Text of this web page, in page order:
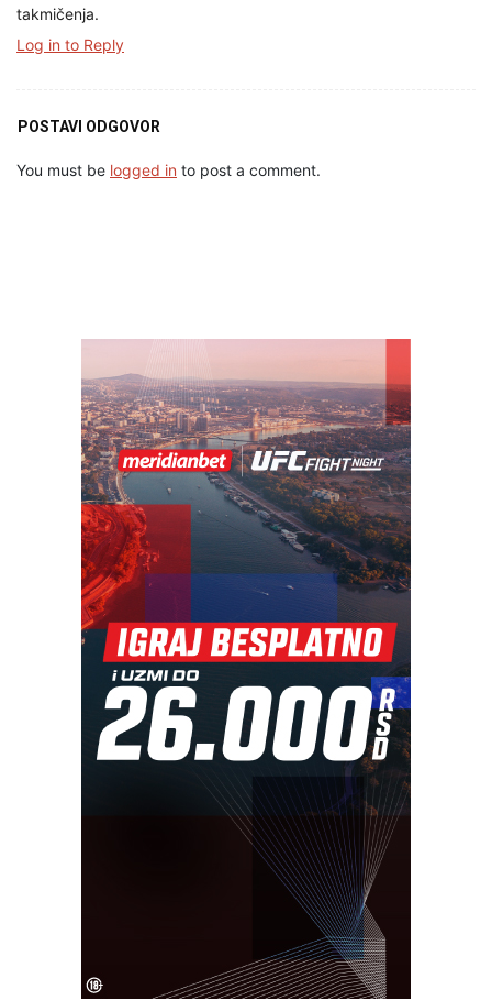
takmičenja.
Log in to Reply
POSTAVI ODGOVOR
You must be logged in to post a comment.